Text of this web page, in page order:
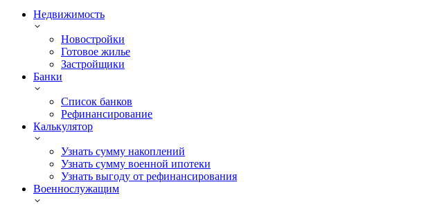
Недвижимость
Новостройки
Готовое жилье
Застройщики
Банки
Список банков
Рефинансирование
Калькулятор
Узнать сумму накоплений
Узнать сумму военной ипотеки
Узнать выгоду от рефинансирования
Военнослужащим